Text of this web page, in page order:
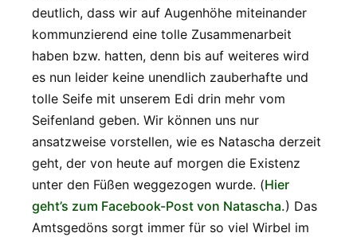
deutlich, dass wir auf Augenhöhe miteinander
kommunzierend eine tolle Zusammenarbeit
haben bzw. hatten, denn bis auf weiteres wird
es nun leider keine unendlich zauberhafte und
tolle Seife mit unserem Edi drin mehr vom
Seifenland geben. Wir können uns nur
ansatzweise vorstellen, wie es Natascha derzeit
geht, der von heute auf morgen die Existenz
unter den Füßen weggezogen wurde. (Hier
geht’s zum Facebook-Post von Natascha.) Das
Amtsgedöns sorgt immer für so viel Wirbel im